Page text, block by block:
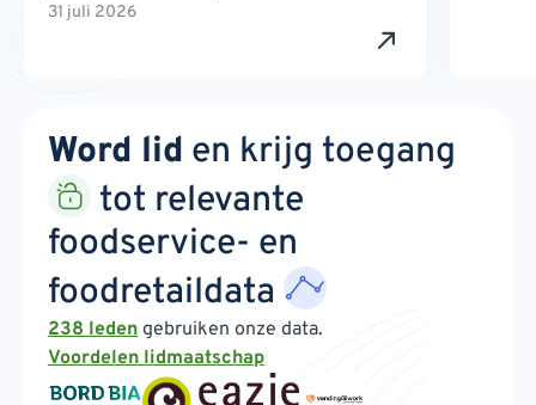
31 juli 2026
Word lid en krijg toegang
tot relevante
foodservice- en
foodretaildata
238 leden gebruiken onze data.
Voordelen lidmaatschap